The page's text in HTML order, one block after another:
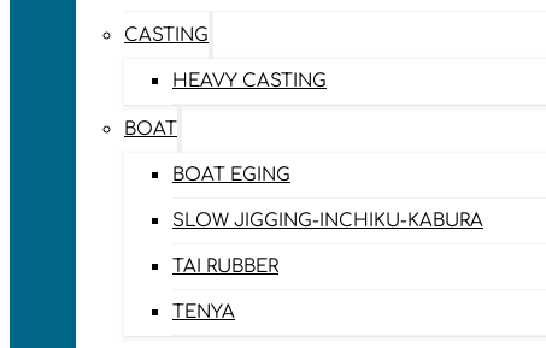
CASTING
HEAVY CASTING
BOAT
BOAT EGING
SLOW JIGGING-INCHIKU-KABURA
TAI RUBBER
TENYA